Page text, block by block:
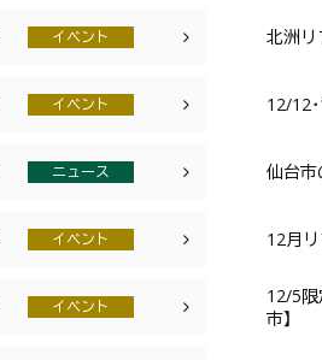
イベント 北洲リ
イベント 12/12
ニュース 仙台市
イベント 12月
イベント
12/5限
市】